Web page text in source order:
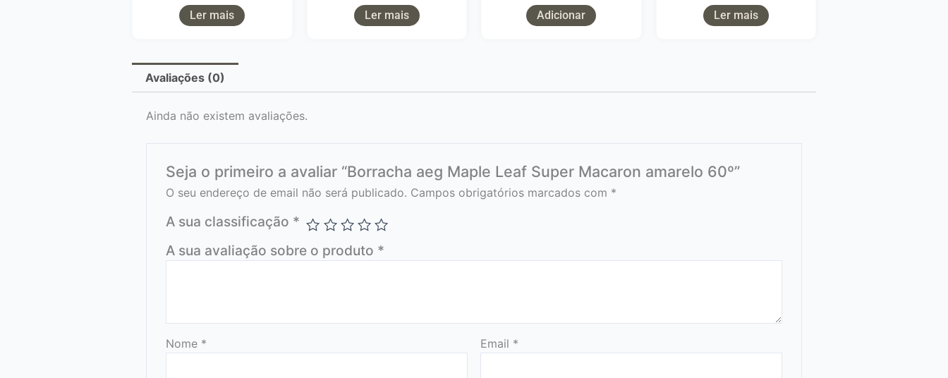
Ler mais Ler mais Adicionar Ler mais
Avaliações (0)
Ainda não existem avaliações.
Seja o primeiro a avaliar “Borracha aeg Maple Leaf Super Macaron amarelo 60º”
O seu endereço de email não será publicado. Campos obrigatórios marcados com *
A sua classificação *
A sua avaliação sobre o produto *
Nome * Email *